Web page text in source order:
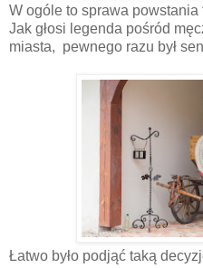
W ogóle to sprawa
Jak głosi legenda pośród
miasta, pewnego razu był
Łatwo było podjąć taką